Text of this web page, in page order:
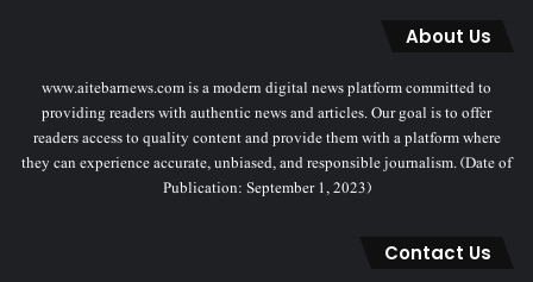
About Us
www.aitebarnews.com is a modern digital news platform committed to
providing readers with authentic news and articles. Our goal is to offer
readers access to quality content and provide them with a platform where
they can experience accurate, unbiased, and responsible journalism. (Date of
Publication: September 1, 2023)
Contact Us